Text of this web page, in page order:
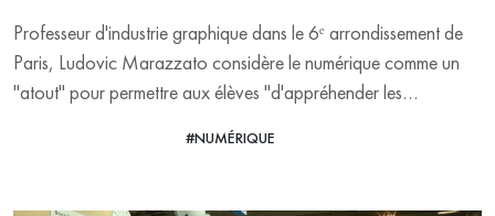
Professeur d'industrie graphique dans le 6ᵉ arrondissement de
Paris, Ludovic Marazzato considère le numérique comme un
"atout" pour permettre aux élèves "d'appréhender les
Nguyen sur le Salon Educatech Expo à Paris Porte de
#NUMÉRIQUE